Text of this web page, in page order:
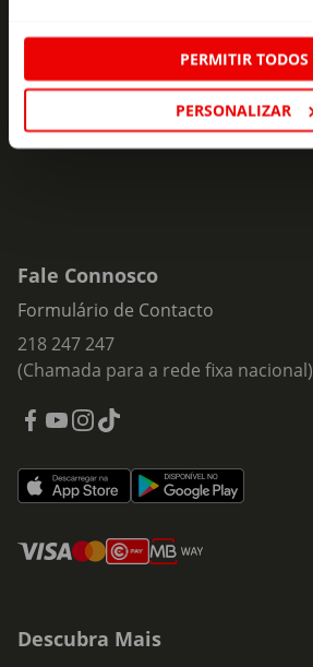
PERMITIR TODOS
PERSONALIZAR
ofertas e novidades para si.
Insira o seu e-
Fale Connosco
Formulário de Contacto
218 247 247
(Chamada para a rede fixa nacional)
Descubra Mais